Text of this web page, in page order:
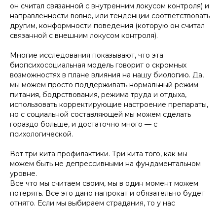
он считал связанной с внутренним локусом контроля) и
направленности вовне, или тенденции соответствовать
другим, конформности поведения (которую он считал
связанной с внешним локусом контроля).
Многие исследования показывают, что эта
биопсихосоциальная модель говорит о скромных
возможностях в плане влияния на нашу биологию. Да,
мы можем просто поддерживать нормальный режим
питания, бодрствования, режима труда и отдыха,
использовать корректирующие настроение препараты,
но с социальной составляющей мы можем сделать
гораздо больше, и достаточно много — с
психологической.
Вот три кита профилактики. Три кита того, как мы
можем быть не депрессивными на фундаментальном
уровне.
Все что мы считаем своим, мы в один момент можем
потерять. Все это дано напрокат и обязательно будет
отнято. Если мы выбираем страдания, то у нас